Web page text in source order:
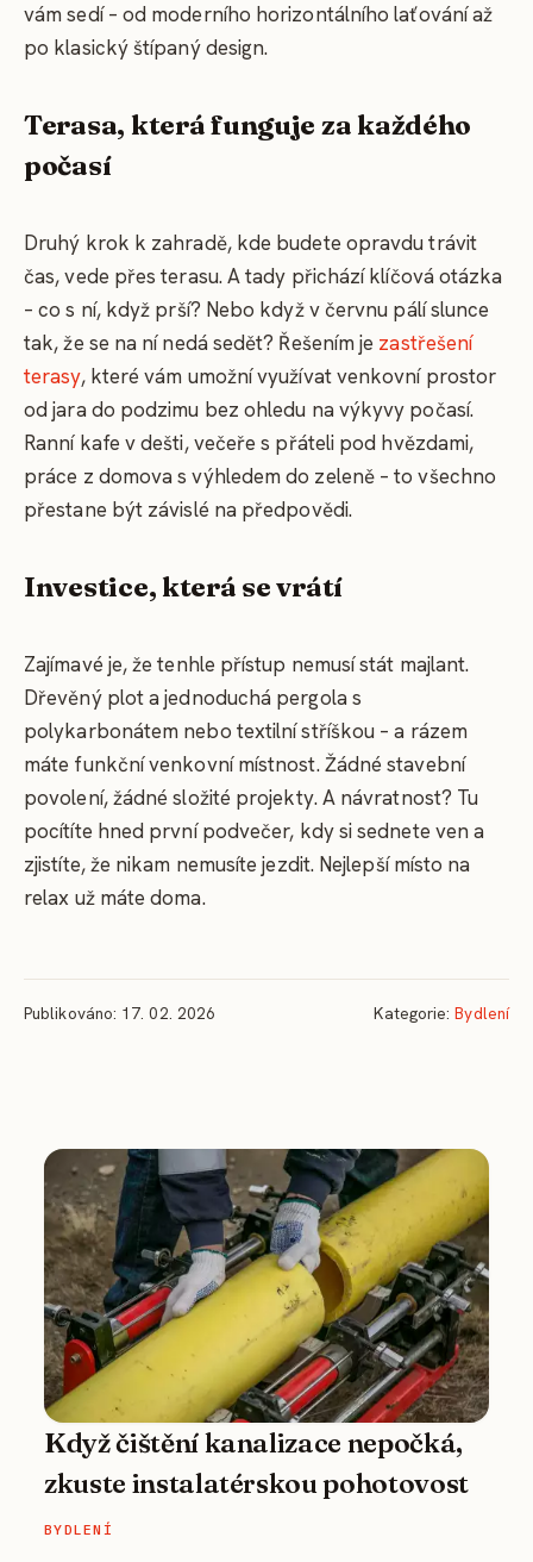
vám sedí – od moderního horizontálního laťování až
po klasický štípaný design.
Terasa, která funguje za každého
počasí
Druhý krok k zahradě, kde budete opravdu trávit
čas, vede přes terasu. A tady přichází klíčová otázka
– co s ní, když prší? Nebo když v červnu pálí slunce
tak, že se na ní nedá sedět? Řešením je zastřešení
terasy, které vám umožní využívat venkovní prostor
od jara do podzimu bez ohledu na výkyvy počasí.
Ranní kafe v dešti, večeře s přáteli pod hvězdami,
práce z domova s výhledem do zeleně – to všechno
přestane být závislé na předpovědi.
Investice, která se vrátí
Zajímavé je, že tenhle přístup nemusí stát majlant.
Dřevěný plot a jednoduchá pergola s
polykarbonátem nebo textilní stříškou – a rázem
máte funkční venkovní místnost. Žádné stavební
povolení, žádné složité projekty. A návratnost? Tu
pocítíte hned první podvečer, kdy si sednete ven a
zjistíte, že nikam nemusíte jezdit. Nejlepší místo na
relax už máte doma.
Publikováno: 17. 02. 2026 Kategorie:Bydlení
Když čištění kanalizace nepočká,
zkuste instalatérskou pohotovost
BYDLENÍ